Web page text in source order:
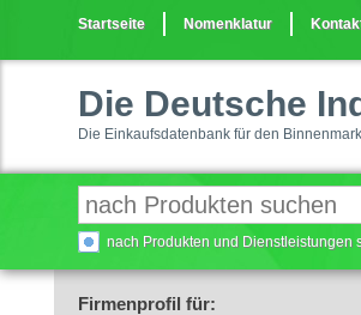
Startseite Nomenklatur
Die Deutsche
Die Einkaufsdatenbank für den
nach Produkten und Dienstleistungen
Firmenprofil für: